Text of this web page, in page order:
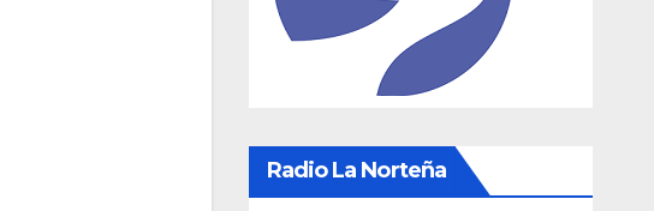
Radio La Norteña